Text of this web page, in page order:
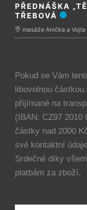
PŘEDNÁŠKA
TŘEBOVÁ
masáže Anička a
Pokud se Vám
libovolnou
přijímané na
(IBAN: CZ97 2010
částky nad 2000
své kontaktní
Srdečné díky
platbám za zboží.